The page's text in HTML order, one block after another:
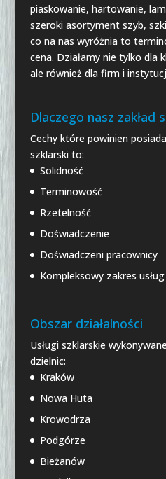
piaskowanie, hartowanie,
szeroki asortyment szyb,
co na nas wyróżnia to
cena. Działamy nie tylko dla
ale również dla firm i
Dlaczego nasz zakład
Cechy które powinien
szklarski to:
Solidność
Terminowość
Rzetelność
Doświadczenie
Doświadczeni pracownicy
Kompleksowy zakres usług
Obszar działalności
Usługi szklarskie
dzielnic:
Kraków
Nowa Huta
Krowodrza
Podgórze
Bieżanów